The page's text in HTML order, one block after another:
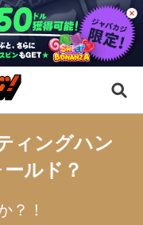
ィングハン
ルド？
？！